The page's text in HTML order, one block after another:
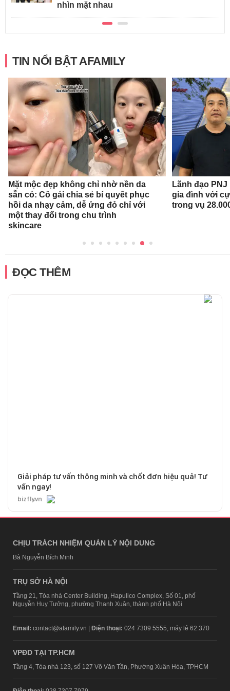
nhìn mặt nhau
TIN NỔI BẬT AFAMILY
Mặt mộc đẹp không chỉ nhờ nền da
sẵn có: Cô gái chia sẻ bí quyết phục
hồi da nhạy cảm, dễ ửng đỏ chỉ với
một thay đổi trong chu trình
skincare
Lãnh đạo
gia đình với
trong vụ
ĐỌC THÊM
Giải pháp tư vấn thông minh và chốt đơn hiệu quả! Tư
vấn ngay!
bizfly.vn
CHỊU TRÁCH NHIỆM QUẢN LÝ NỘI DUNG
Bà Nguyễn Bích Minh
TRỤ SỞ HÀ NỘI
Tầng 21, Tòa nhà Center Building, Hapulico Complex, Số 01, phố
Nguyễn Huy Tưởng, phường Thanh Xuân, thành phố Hà Nội
Email: contact@afamily.vn | Điện thoại: 024 7309 5555, máy lẻ 62.370
VPĐD TẠI TP.HCM
Tầng 4, Tòa nhà 123, số 127 Võ Văn Tần, Phường Xuân Hòa, TPHCM